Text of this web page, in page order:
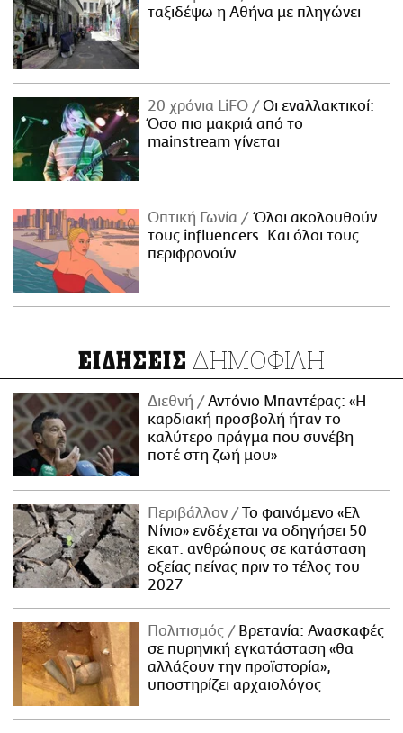
ταξιδέψω η Αθήνα με πληγώνει
20 χρόνια LiFO
Οι εναλλακτικοί:
Όσο πιο μακριά από το
mainstream γίνεται
Οπτική Γωνία
Όλοι ακολουθούν
τους influencers. Και όλοι τους
περιφρονούν.
ΕΙΔΗΣΕΙΣ ΔΗΜΟΦΙΛΗ
Διεθνή
Αντόνιο Μπαντέρας: «Η
καρδιακή προσβολή ήταν το
καλύτερο πράγμα που συνέβη
ποτέ στη ζωή μου»
Περιβάλλον
Το φαινόμενο «Ελ
Νίνιο» ενδέχεται να οδηγήσει 50
εκατ. ανθρώπους σε κατάσταση
οξείας πείνας πριν το τέλος του
2027
Πολιτισμός
Βρετανία: Ανασκαφές
σε πυρηνική εγκατάσταση «θα
αλλάξουν την προϊστορία»,
υποστηρίζει αρχαιολόγος